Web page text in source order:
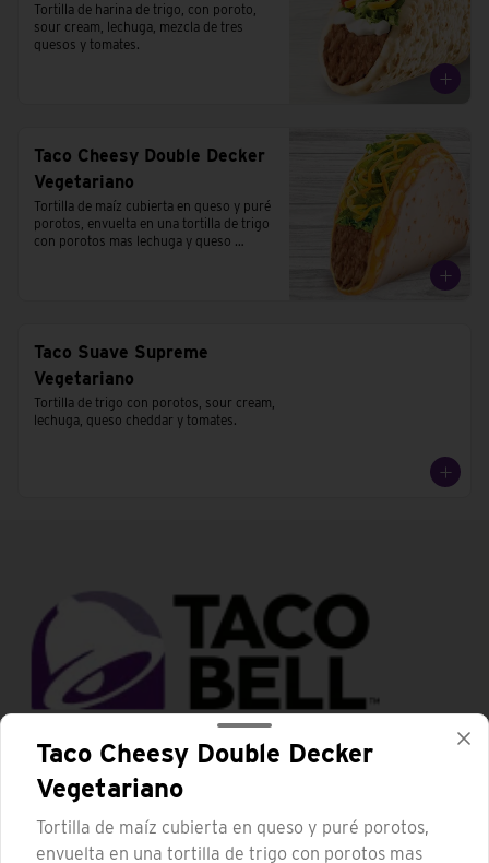
Tortilla de harina de trigo, con poroto,
sour cream, lechuga, mezcla de tres
quesos y tomates.
Taco Cheesy Double Decker
Vegetariano
Tortilla de maíz cubierta en queso y puré
porotos, envuelta en una tortilla de trigo
con porotos mas lechuga y queso
Taco Suave Supreme
Vegetariano
Tortilla de trigo con porotos, sour cream,
lechuga, queso cheddar y tomates.
Conócenos
Trabaja con nosotros
Términos y condiciones
Taco Cheesy Double Decker
Vegetariano
Tortilla de maíz cubierta en queso y puré porotos,
envuelta en una tortilla de trigo con porotos mas